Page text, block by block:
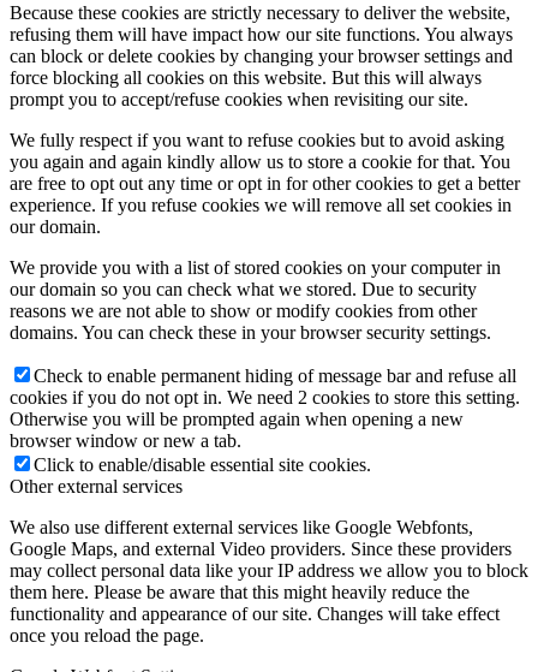
Because these cookies are strictly necessary to deliver the website,
refusing them will have impact how our site functions. You always
can block or delete cookies by changing your browser settings and
force blocking all cookies on this website. But this will always
prompt you to accept/refuse cookies when revisiting our site.
We fully respect if you want to refuse cookies but to avoid asking
you again and again kindly allow us to store a cookie for that. You
are free to opt out any time or opt in for other cookies to get a better
experience. If you refuse cookies we will remove all set cookies in
our domain.
We provide you with a list of stored cookies on your computer in
our domain so you can check what we stored. Due to security
reasons we are not able to show or modify cookies from other
domains. You can check these in your browser security settings.
Check to enable permanent hiding of message bar and refuse all
cookies if you do not opt in. We need 2 cookies to store this setting.
Otherwise you will be prompted again when opening a new
browser window or new a tab.
Click to enable/disable essential site cookies.
Other external services
We also use different external services like Google Webfonts,
Google Maps, and external Video providers. Since these providers
may collect personal data like your IP address we allow you to block
them here. Please be aware that this might heavily reduce the
functionality and appearance of our site. Changes will take effect
once you reload the page.